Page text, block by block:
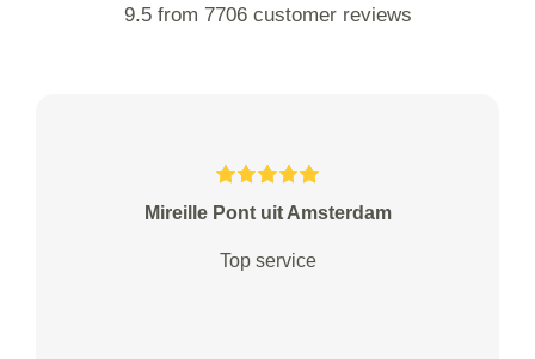
9.5 from 7706 customer reviews
Mireille Pont uit Amsterdam
Top service